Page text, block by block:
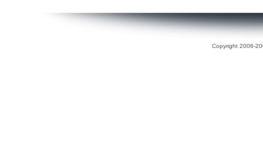
Copyright 2006-